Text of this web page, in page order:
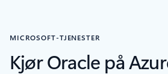
MICROSOFT-TJENESTER
Kjør Oracle på